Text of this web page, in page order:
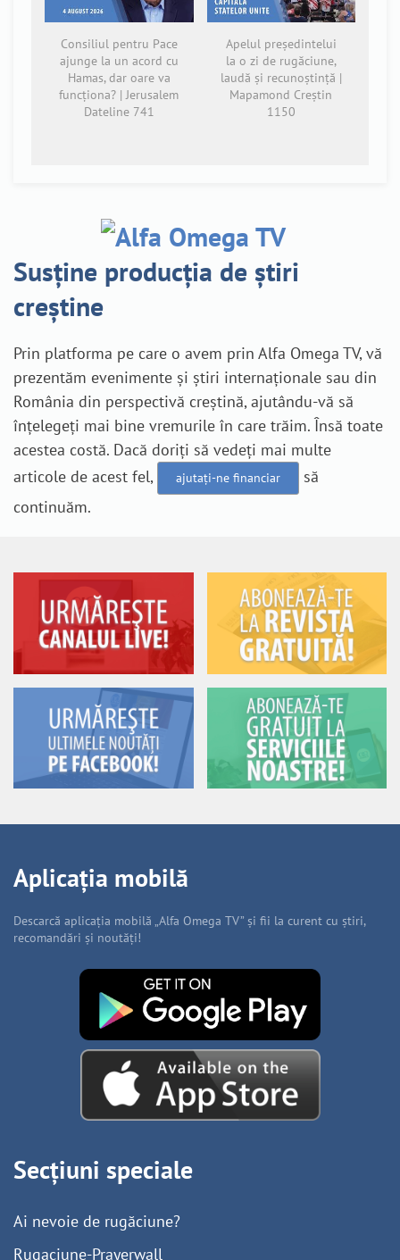
Consiliul pentru Pace
ajunge la un acord cu
Hamas, dar oare va
funcționa? | Jerusalem
Dateline 741
Apelul președintelui
la o zi de rugăciune,
laudă și recunoștință |
Mapamond Creștin
1150
Susține producția de știri
creștine
Prin platforma pe care o avem prin Alfa Omega TV, vă
prezentăm evenimente și știri internaționale sau din
România din perspectivă creștină, ajutându-vă să
înțelegeți mai bine vremurile în care trăim. Însă toate
acestea costă. Dacă doriți să vedeți mai multe
articole de acest fel,
ajutați-ne financiar
să
continuăm.
Aplicația mobilă
Descarcă aplicația mobilă „Alfa Omega TV” și fii la curent cu știri,
recomandări și noutăți!
Secțiuni speciale
Ai nevoie de rugăciune?
Rugaciune-Prayerwall